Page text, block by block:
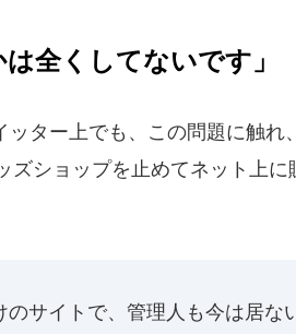
は全くしてないです」
ター上でも、この問題に触れ
ズショップを止めてネット上
のサイトで、管理人も今は居な